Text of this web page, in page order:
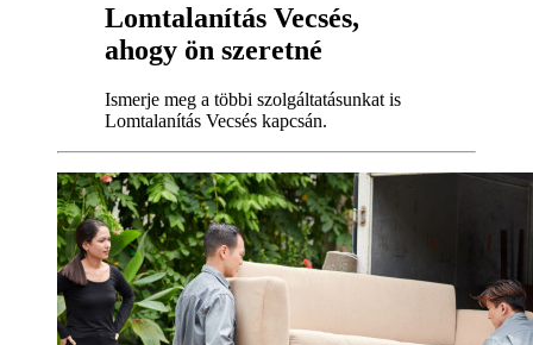
Lomtalanítás Vecsés,
ahogy ön szeretné
Ismerje meg a többi szolgáltatásunkat is
Lomtalanítás Vecsés kapcsán.